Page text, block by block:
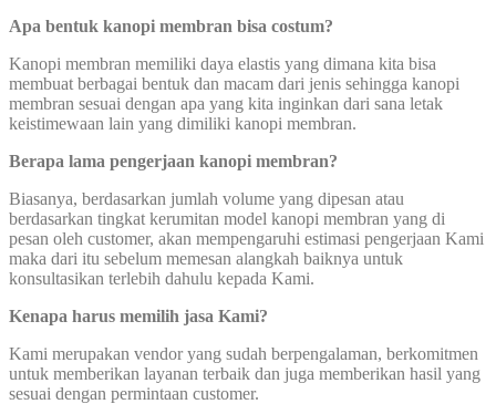
Apa bentuk kanopi membran bisa costum?
Kanopi membran memiliki daya elastis yang dimana kita bisa
membuat berbagai bentuk dan macam dari jenis sehingga kanopi
membran sesuai dengan apa yang kita inginkan dari sana letak
keistimewaan lain yang dimiliki kanopi membran.
Berapa lama pengerjaan kanopi membran?
Biasanya, berdasarkan jumlah volume yang dipesan atau
berdasarkan tingkat kerumitan model kanopi membran yang di
pesan oleh customer, akan mempengaruhi estimasi pengerjaan Kami
maka dari itu sebelum memesan alangkah baiknya untuk
konsultasikan terlebih dahulu kepada Kami.
Kenapa harus memilih jasa Kami?
Kami merupakan vendor yang sudah berpengalaman, berkomitmen
untuk memberikan layanan terbaik dan juga memberikan hasil yang
sesuai dengan permintaan customer.